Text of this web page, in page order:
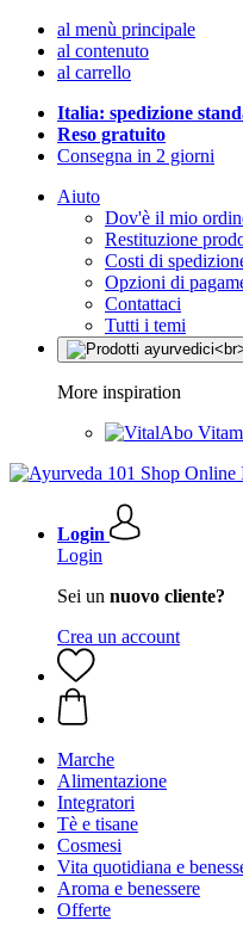
al menù principale
al contenuto
al carrello
Italia: spedizione
Reso gratuito
Consegna in 2 giorni
Aiuto
Dov'è il mio
Restituzione
Costi di
Opzioni di
Contattaci
Tutti i temi
More inspiration
Login
Login
Sei un nuovo cliente?
Crea un account
Marche
Alimentazione
Integratori
Tè e tisane
Cosmesi
Vita quotidiana e
Aroma e benessere
Offerte